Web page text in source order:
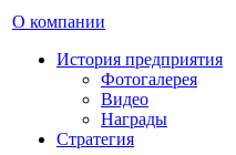
О компании
История предприятия
Фотогалерея
Видео
Награды
Стратегия